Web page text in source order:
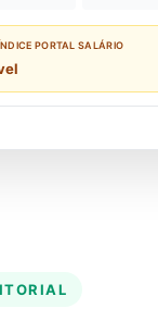
PORTAL SALÁRIO